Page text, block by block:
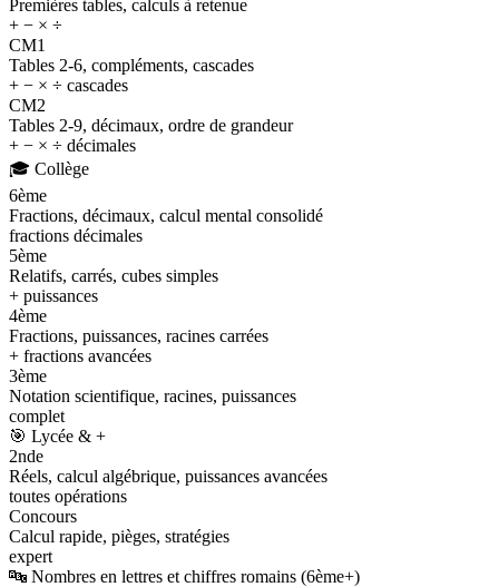
Premières tables, calculs à retenue
+ − × ÷
CM1
Tables 2-6, compléments, cascades
+ − × ÷ cascades
CM2
Tables 2-9, décimaux, ordre de grandeur
+ − × ÷ décimales
🎓 Collège
6ème
Fractions, décimaux, calcul mental consolidé
fractions décimales
5ème
Relatifs, carrés, cubes simples
+ puissances
4ème
Fractions, puissances, racines carrées
+ fractions avancées
3ème
Notation scientifique, racines, puissances
complet
🎯 Lycée & +
2nde
Réels, calcul algébrique, puissances avancées
toutes opérations
Concours
Calcul rapide, pièges, stratégies
expert
🔤 Nombres en lettres et chiffres romains (6ème+)